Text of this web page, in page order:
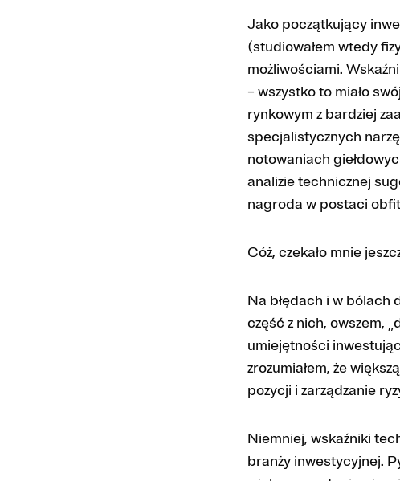
Jako początkujący
(studiowałem wtedy
możliwościami.
– wszystko to miało
rynkowym z bardziej
specjalistycznych
notowaniach
analizie technicznej
nagroda w postaci
Cóż, czekało mnie
Na błędach i w bólach
część z nich, owszem,
umiejętności
zrozumiałem, że
pozycji i zarządzanie
Niemniej, wskaźniki
branży inwestycyjnej.